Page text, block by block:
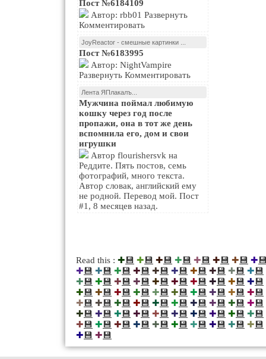
Пост №6184109
Комментировать
JoyReactor - смешные картинки ...
Пост №6183995
Развернуть Комментировать
Лента ЯПлакалъ...
Мужчина поймал любимую
кошку через год после
пропажи, она в тот же день
вспомнила его, дом и свои
игрушки
Реддите. Пять постов, семь
фотографий, много текста.
Автор словак, английский ему
не родной. Перевод мой. Пост
#1, 8 месяцев назад.
Read this : ✚💾 ✚💾 ✚💾 ✚💾 ✚💾 ✚💾 ✚💾 ✚
✚💾 ✚💾 ✚💾 ✚💾 ✚💾 ✚💾 ✚💾 ✚💾 ✚💾 ✚💾
✚💾 ✚💾 ✚💾 ✚💾 ✚💾 ✚💾 ✚💾 ✚💾 ✚💾 ✚💾
✚💾 ✚💾 ✚💾 ✚💾 ✚💾 ✚💾 ✚💾 ✚💾 ✚💾 ✚💾
✚💾 ✚💾 ✚💾 ✚💾 ✚💾 ✚💾 ✚💾 ✚💾 ✚💾 ✚💾
✚💾 ✚💾 ✚💾 ✚💾 ✚💾 ✚💾 ✚💾 ✚💾 ✚💾 ✚💾
✚💾 ✚💾 ✚💾 ✚💾 ✚💾 ✚💾 ✚💾 ✚💾 ✚💾 ✚💾
✚💾 ✚💾